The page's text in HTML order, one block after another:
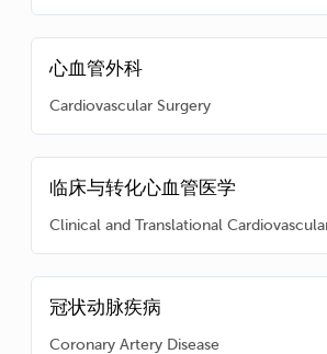
心血管外科
Cardiovascular Surgery
临床与转化心血管医学
Clinical and Translational
冠状动脉疾病
Coronary Artery Disease